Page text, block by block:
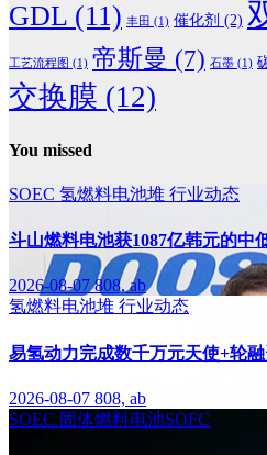
GDL (11) 丰田 (1) 催化剂 (2)
工艺流程图 (1) 帝斯曼 (7) 石墨 (1)
交换膜 (12)
You missed
SOEC 氢燃料电池堆 行业动态
斗山燃料电池获1087亿韩元的中
2026-08-07808, ab
氢燃料电池堆 行业动态
易氢动力完成数千万元天使+轮
2026-08-07 808, ab
SOEC 固体燃料电池SOFC